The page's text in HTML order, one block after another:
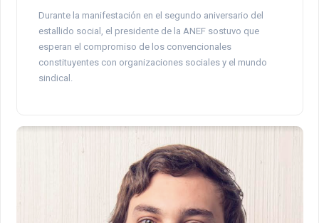
Durante la manifestación en el segundo aniversario del
estallido social, el presidente de la ANEF sostuvo que
esperan el compromiso de los convencionales
constituyentes con organizaciones sociales y el mundo
sindical.